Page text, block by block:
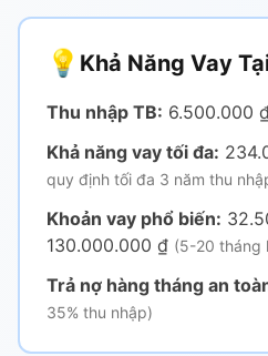
💡 Khả Năng Vay
Thu nhập TB: 6.500.000
Khả năng vay tối đa:
quy định tối đa 3 năm thu
Khoản vay phổ biến:
130.000.000 ₫ (5-20 tháng
Trả nợ hàng tháng an
35% thu nhập)